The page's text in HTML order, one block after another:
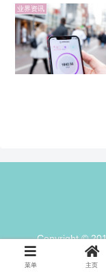
业界资讯
Copyright ©
菜单 主页